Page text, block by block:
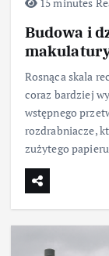
Budowa i
Rosnąca skala
coraz bardziej
wstępnego
rozdrabniacze,
zużytego